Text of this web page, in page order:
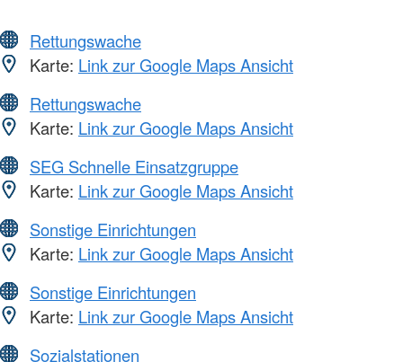
Rettungswache
Karte: Link zur Google Maps Ansicht
Rettungswache
Karte: Link zur Google Maps Ansicht
SEG Schnelle Einsatzgruppe
Karte: Link zur Google Maps Ansicht
Sonstige Einrichtungen
Karte: Link zur Google Maps Ansicht
Sonstige Einrichtungen
Karte: Link zur Google Maps Ansicht
Sozialstationen